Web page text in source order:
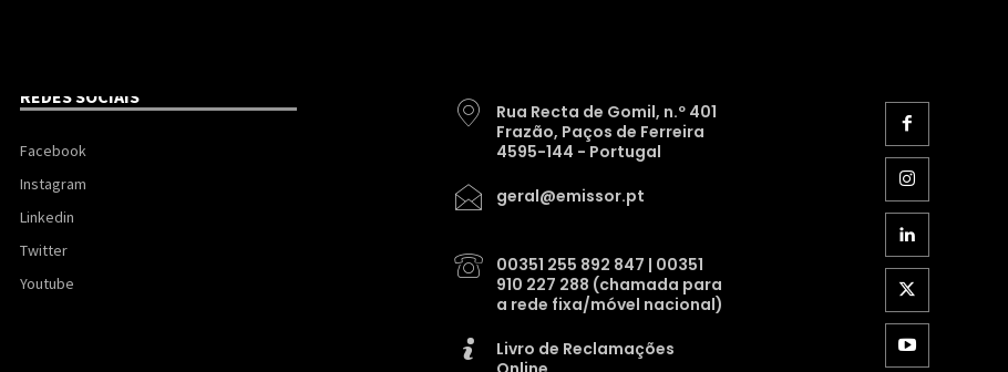
REDES SOCIAIS
Facebook
Instagram
Linkedin
Twitter
Youtube
Rua Recta de Gomil, n.º 401
Frazão, Paços de Ferreira
4595-144 - Portugal
geral@emissor.pt
00351 255 892 847 | 00351
910 227 288 (chamada para
a rede fixa/móvel nacional)
Livro de Reclamações